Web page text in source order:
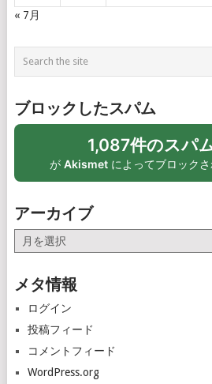
« 7月
ブロックしたスパム
1,087件のスパ
が Akismetによってブロックさ
アーカイブ
ー
イ
メタ情報
ログイン
投稿フィード
コメントフィード
WordPress.org